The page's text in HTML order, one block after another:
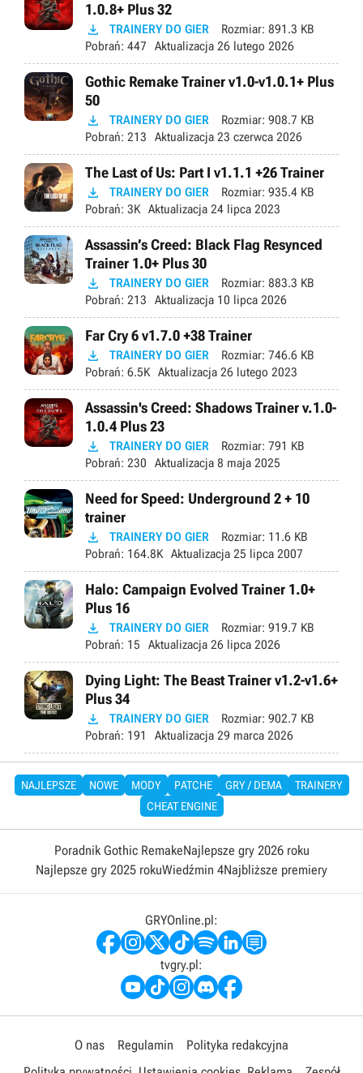
1.0.8+ Plus 32
 TRAINERY DO GIER Rozmiar: 891.3 KB
Pobrań: 447 Aktualizacja 26 lutego 2026
Gothic Remake Trainer v1.0-v1.0.1+ Plus
50
 TRAINERY DO GIER Rozmiar: 908.7 KB
Pobrań: 213 Aktualizacja 23 czerwca 2026
The Last of Us: Part I v1.1.1 +26 Trainer
 TRAINERY DO GIER Rozmiar: 935.4 KB
Pobrań: 3K Aktualizacja 24 lipca 2023
Assassin’s Creed: Black Flag Resynced
Trainer 1.0+ Plus 30
 TRAINERY DO GIER Rozmiar: 883.3 KB
Pobrań: 213 Aktualizacja 10 lipca 2026
Far Cry 6 v1.7.0 +38 Trainer
 TRAINERY DO GIER Rozmiar: 746.6 KB
Pobrań: 6.5K Aktualizacja 26 lutego 2023
Assassin's Creed: Shadows Trainer v.1.0-
1.0.4 Plus 23
 TRAINERY DO GIER Rozmiar: 791 KB
Pobrań: 230 Aktualizacja 8 maja 2025
Need for Speed: Underground 2 + 10
trainer
 TRAINERY DO GIER Rozmiar: 11.6 KB
Pobrań: 164.8K Aktualizacja 25 lipca 2007
Halo: Campaign Evolved Trainer 1.0+
Plus 16
 TRAINERY DO GIER Rozmiar: 919.7 KB
Pobrań: 15 Aktualizacja 26 lipca 2026
Dying Light: The Beast Trainer v1.2-v1.6+
Plus 34
 TRAINERY DO GIER Rozmiar: 902.7 KB
Pobrań: 191 Aktualizacja 29 marca 2026
NAJLEPSZE NOWE MODY PATCHE GRY / DEMA
TRAINERY
CHEAT ENGINE
Poradnik Gothic RemakeNajlepsze gry 2026 roku
Najlepsze gry 2025 rokuWiedźmin 4Najbliższe premiery
GRYOnline.pl:
tvgry.pl:
O nas Regulamin
Polityka redakcyjna